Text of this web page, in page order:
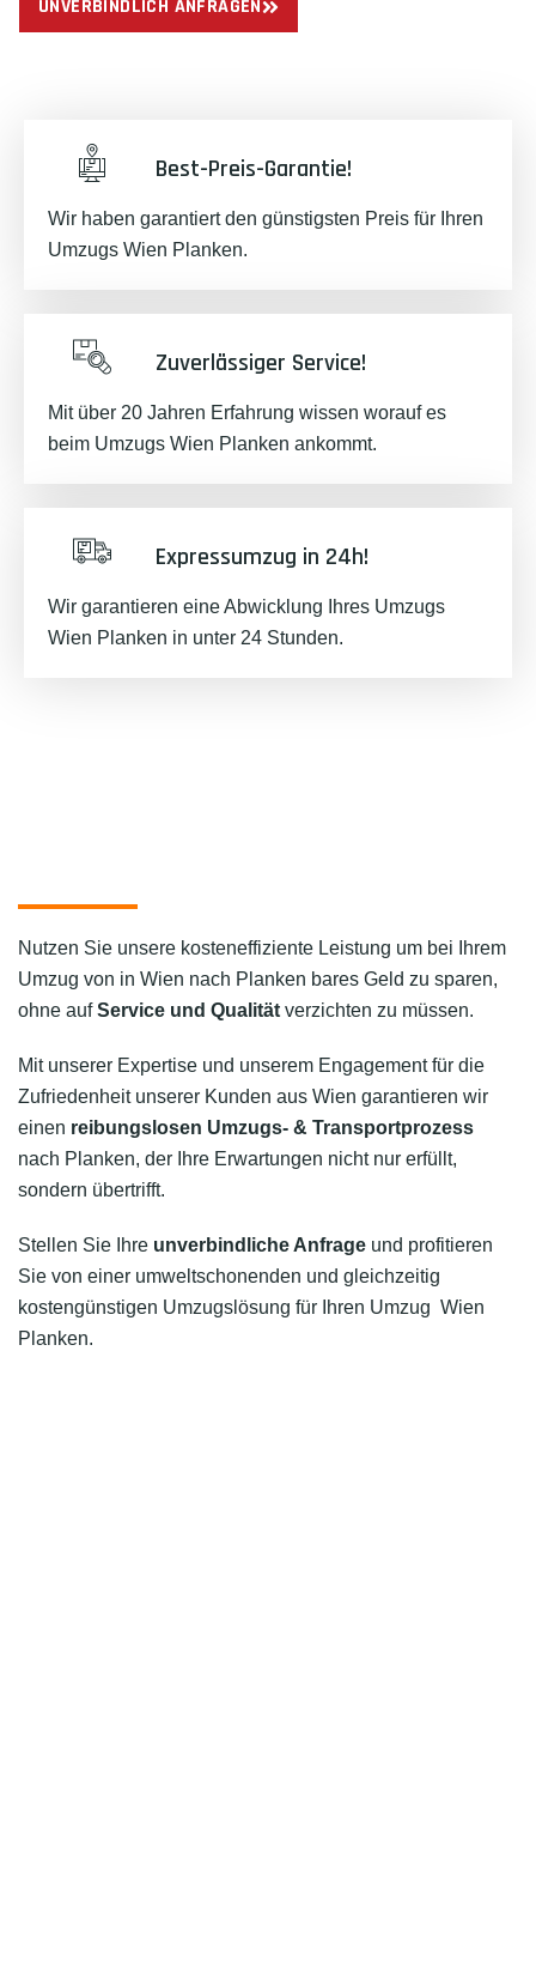
UNVERBINDLICH ANFRAGEN
Best-Preis-Garantie!
Wir haben garantiert den günstigsten Preis für Ihren
Umzugs Wien Planken.
Zuverlässiger Service!
Mit über 20 Jahren Erfahrung wissen worauf es
beim Umzugs Wien Planken ankommt.
Expressumzug in 24h!
Wir garantieren eine Abwicklung Ihres Umzugs
Wien Planken in unter 24 Stunden.
Nutzen Sie unsere kosteneffiziente Leistung um bei Ihrem
Umzug von in Wien nach Planken bares Geld zu sparen,
ohne aufService und Qualität verzichten zu müssen.
Mit unserer Expertise und unserem Engagement für die
Zufriedenheit unserer Kunden aus Wien garantieren wir
einen reibungslosen Umzugs- & Transportprozess
nach Planken, der Ihre Erwartungen nicht nur erfüllt,
sondern übertrifft.
Stellen Sie Ihre unverbindliche Anfrage und profitieren
Sie von einer umweltschonenden und gleichzeitig
kostengünstigen Umzugslösung für Ihren Umzug Wien
Planken.